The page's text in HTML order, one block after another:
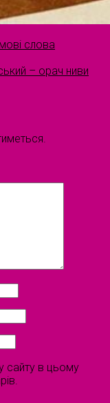
слова
– орач ниви
сайту в цьому